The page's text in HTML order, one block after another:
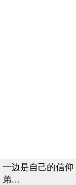
一边是自己的信
弟…